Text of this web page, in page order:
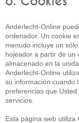
Anderlecht-Online
ordenador. Un cookie
menudo incluye un
hojeador a partir de un
almacenado en la
Anderlecht-Online
su información cuando
preferencias que
servicios.
Esta página web utiliza